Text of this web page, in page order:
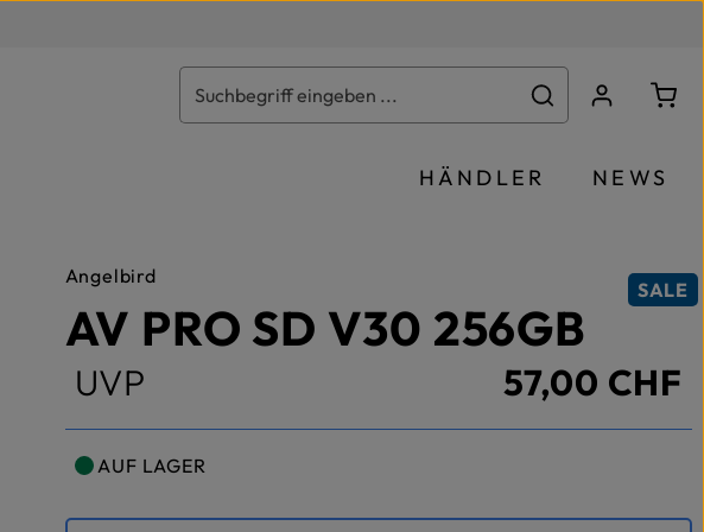
HÄNDLER NEWS
Angelbird
AV PRO SD V30 256GB
UVP 57,00 CHF
AUF LAGER
SALE